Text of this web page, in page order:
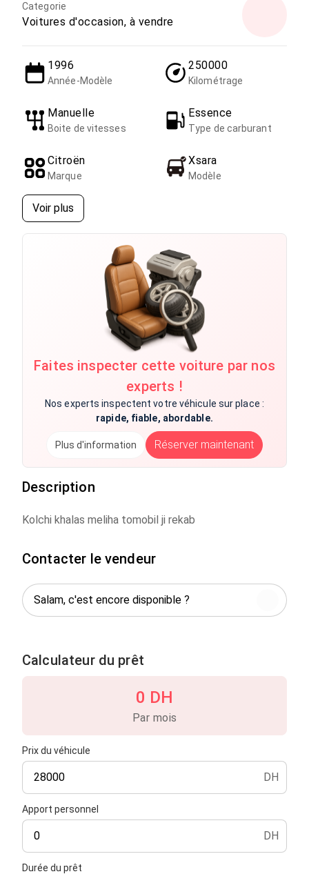
Categorie
Voitures d'occasion, à vendre
1996
Année-Modèle
250000
Kilométrage
Manuelle
Boite de vitesses
Essence
Type de carburant
Citroën
Marque
Xsara
Modèle
Voir plus
Faites inspecter cette voiture par nos
experts !
Nos experts inspectent votre véhicule sur place :
rapide, fiable, abordable.
Plus d'information Réserver maintenant
Description
Kolchi khalas meliha tomobil ji rekab
Contacter le vendeur
Calculateur du prêt
Prix du véhicule
DH
Apport personnel
DH
Durée du prêt
0 DH
Par mois